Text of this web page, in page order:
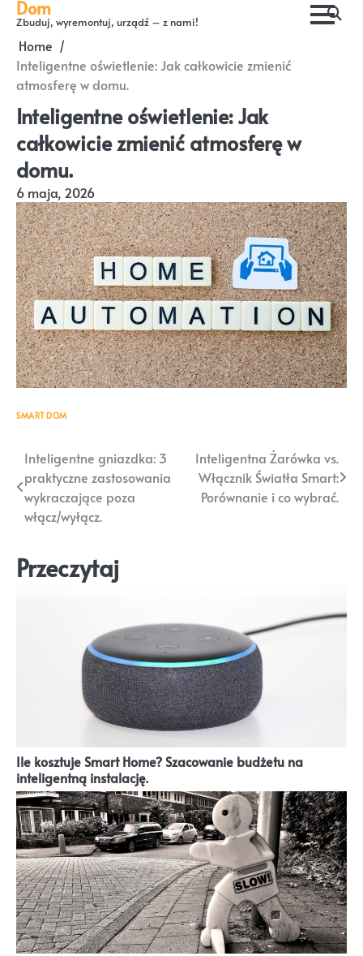
Skip
content
Dom
Zbuduj, wyremontuj, urządź – z nami!
Home
Inteligentne oświetlenie: Jak całkowicie zmienić
atmosferę w domu.
Inteligentne oświetlenie: Jak
całkowicie zmienić atmosferę w
domu.
6 maja, 2026
SMART DOM
Nawigacja
wpisu
Inteligentne gniazdka: 3
praktyczne zastosowania
wykraczające poza
włącz/wyłącz.
Inteligentna Żarówka vs.
Włącznik Światła Smart:
Porównanie i co wybrać.
Przeczytaj
Ile kosztuje Smart Home? Szacowanie budżetu na
inteligentną instalację.